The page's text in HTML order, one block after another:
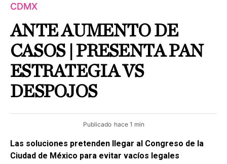
CDMX
ANTE AUMENTO DE
CASOS | PRESENTA PAN
ESTRATEGIA VS
DESPOJOS
Publicado hace 1 min
Las soluciones pretenden llegar al Congreso de la
Ciudad de México para evitar vacíos legales